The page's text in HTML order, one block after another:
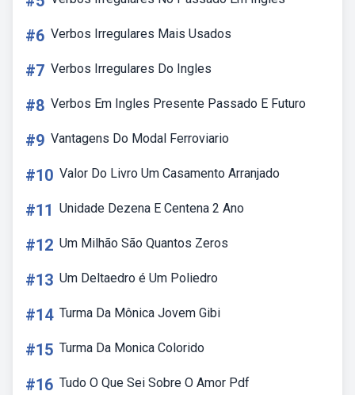
#6 Verbos Irregulares Mais Usados
#7 Verbos Irregulares Do Ingles
#8 Verbos Em Ingles Presente Passado E Futuro
#9 Vantagens Do Modal Ferroviario
#10 Valor Do Livro Um Casamento Arranjado
#11 Unidade Dezena E Centena 2 Ano
#12 Um Milhão São Quantos Zeros
#13 Um Deltaedro é Um Poliedro
#14 Turma Da Mônica Jovem Gibi
#15 Turma Da Monica Colorido
#16 Tudo O Que Sei Sobre O Amor Pdf